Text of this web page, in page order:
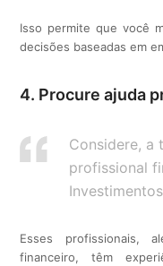
Isso permite que você
decisões baseadas em
4. Procure ajuda
Considere, a
profissional
Esses profissionais,
financeiro, têm